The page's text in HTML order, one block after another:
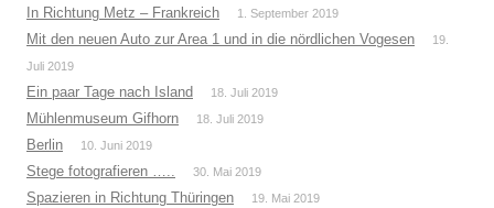
In Richtung Metz – Frankreich 1. September 2019
Mit den neuen Auto zur Area 1 und in die nördlichen Vogesen
19.
Juli 2019
Ein paar Tage nach Island 18. Juli 2019
Mühlenmuseum Gifhorn 18. Juli 2019
Berlin 10. Juni 2019
Stege fotografieren ….. 30. Mai 2019
Spazieren in Richtung Thüringen 19. Mai 2019